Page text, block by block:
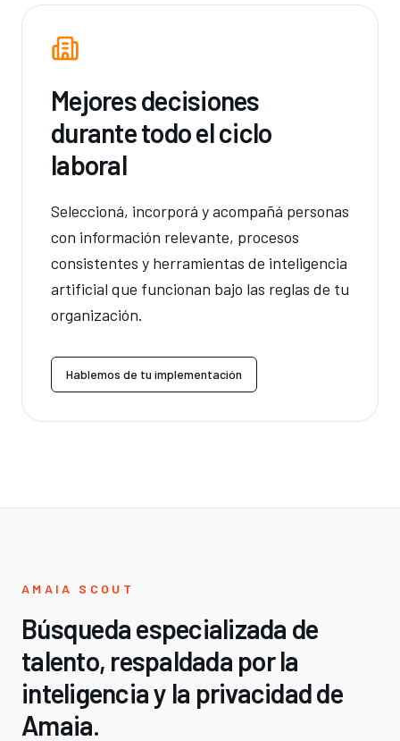
Mejores decisiones
durante todo el ciclo
laboral
Seleccioná, incorporá y acompañá personas
con información relevante, procesos
consistentes y herramientas de inteligencia
artificial que funcionan bajo las reglas de tu
organización.
Hablemos de tu implementación
AMAIA SCOUT
Búsqueda especializada de
talento, respaldada por la
inteligencia y la privacidad de
Amaia.